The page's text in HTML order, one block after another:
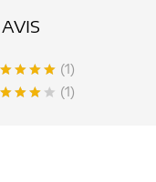
5
(1)
(1)